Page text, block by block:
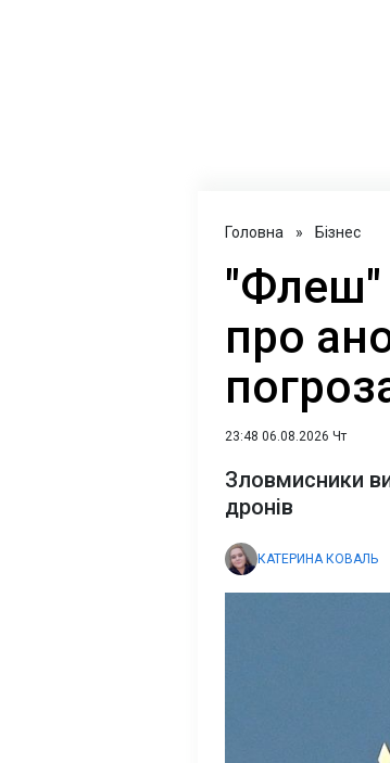
Головна » Бізнес
"Флеш"
про
23:48 06.08.2026 Чт
Зловмисники
дронів
КАТЕРИНА КОВАЛЬ